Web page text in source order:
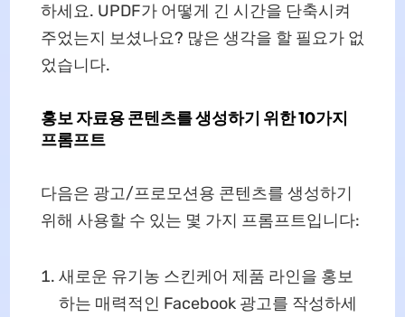
하세요. UPDF가 어떻게 긴 시간을 단축시켜
주었는지 보셨나요? 많은 생각을 할 필요가 없
었습니다.
홍보 자료용 콘텐츠를 생성하기 위한 10가지
프롬프트
다음은 광고/프로모션용 콘텐츠를 생성하기
위해 사용할 수 있는 몇 가지 프롬프트입니다:
새로운 유기농 스킨케어 제품 라인을 홍보
하는 매력적인 Facebook 광고를 작성하세